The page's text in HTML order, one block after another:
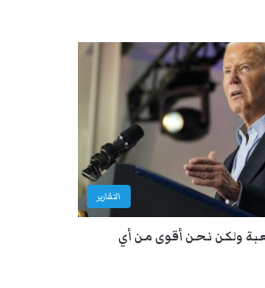
التقارير
ولكن نحن أقوى من أي